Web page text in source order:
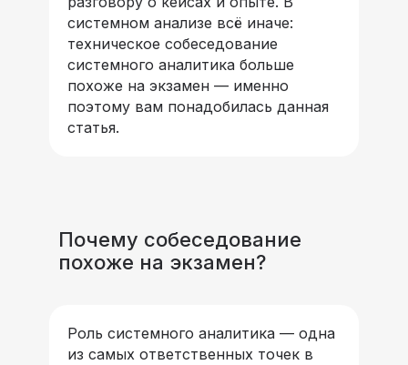
системном анализе всё иначе:
техническое собеседование
системного аналитика больше
похоже на экзамен — именно
поэтому вам понадобилась данная
статья.
Почему собеседование
похоже на экзамен?
Роль системного аналитика — одна
из самых ответственных точек в